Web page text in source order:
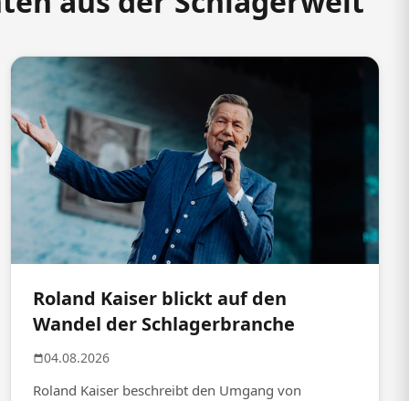
Roland Kaiser blickt auf den
Wandel der Schlagerbranche
04.08.2026
Roland Kaiser beschreibt den Umgang von